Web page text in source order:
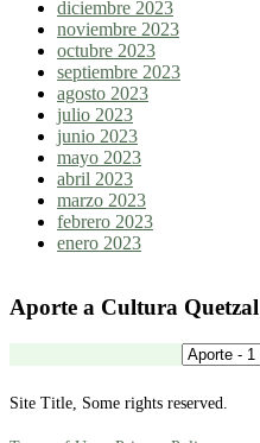
diciembre 2023
noviembre 2023
octubre 2023
septiembre 2023
agosto 2023
julio 2023
junio 2023
mayo 2023
abril 2023
marzo 2023
febrero 2023
enero 2023
Aporte a Cultura Quetzal
Site Title, Some rights reserved.